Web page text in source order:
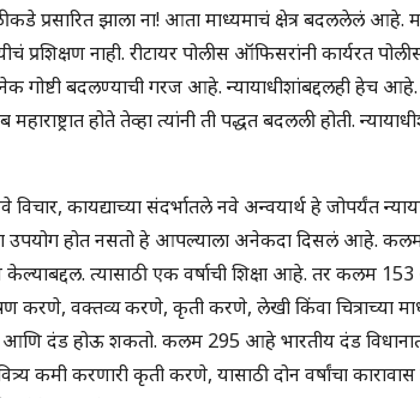
प्रसारित झाला ना! आता माध्यमाचं क्षेत्र बदललेलं
प्रशिक्षण नाही. रीटायर पोलीस ऑफिसरांनी कार्यरत
गोष्टी बदलण्याची गरज आहे. न्यायाधीशांबद्दलही हेच आहे.
होते तेव्हा त्यांनी ती पद्धत बदलली होती.
विचार, कायद्याच्या संदर्भातले नवे अन्वयार्थ हे जोपर्यंत
उपयोग होत नसतो हे आपल्याला अनेकदा दिसलं आहे.
केल्याबद्दल. त्यासाठी एक वर्षाची शिक्षा आहे. तर कलम
करणे, वक्तव्य करणे, कृती करणे, लेखी किंवा चित्राच्या
आणि दंड होऊ शकतो. कलम 295 आहे भारतीय दंड
कमी करणारी कृती करणे, यासाठी दोन वर्षांचा